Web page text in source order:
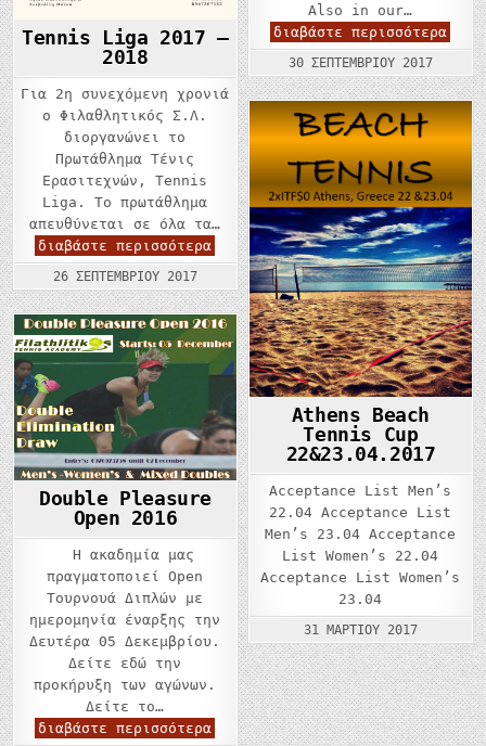
Also in our…
διαβάστε περισσότερα
Cup
30 ΣΕΠΤΕΜΒΡΊΟΥ 2017
Tennis Liga 2017 –
2018
Για 2η συνεχόμενη χρονιά
ο Φιλαθλητικός Σ.Λ.
διοργανώνει το
Πρωτάθλημα Τένις
Ερασιτεχνών, Tennis
Liga. Το πρωτάθλημα
απευθύνεται σε όλα τα…
διαβάστε περισσότερα Tennis
Liga
2017
–
2018
26 ΣΕΠΤΕΜΒΡΊΟΥ 2017
Athens Beach
Tennis Cup
22&23.04.2017
Acceptance List Men’s
22.04 Acceptance List
Men’s 23.04 Acceptance
List Women’s 22.04
Acceptance List Women’s
23.04
31 ΜΑΡΤΊΟΥ 2017
Double Pleasure
Open 2016
Η ακαδημία μας
πραγματοποιεί Open
Τουρνουά Διπλών με
ημερομηνία έναρξης την
Δευτέρα 05 Δεκεμβρίου.
Δείτε εδώ την
προκήρυξη των αγώνων.
Δείτε το…
διαβάστε περισσότερα Double
Pleasure